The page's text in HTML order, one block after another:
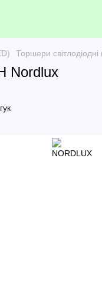
Торшери
Nordlux